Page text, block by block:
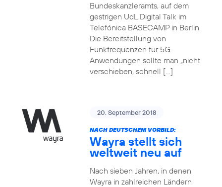
Bundeskanzleramts, auf dem
gestrigen UdL Digital Talk im
Telefónica BASECAMP in Berlin.
Die Bereitstellung von
Funkfrequenzen für 5G-
Anwendungen sollte man „nicht
verschieben, schnell […]
20. September 2018
NACH DEUTSCHEM VORBILD:
Wayra stellt sich
weltweit neu auf
Nach sieben Jahren, in denen
Wayra in zahlreichen Ländern